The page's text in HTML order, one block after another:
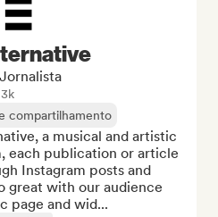
compartilhamento
a musical and artistic
each publication or article
Instagram posts and
great with our audience
page and wid...